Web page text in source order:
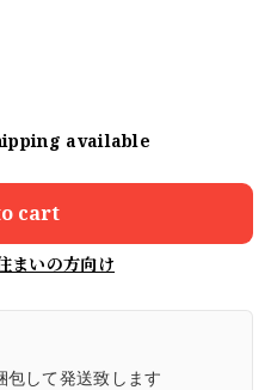
available
cart
まいの方向け
包して発送致します